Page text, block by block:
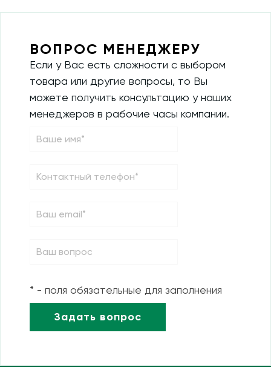
ВОПРОС МЕНЕДЖЕРУ
Если у Вас есть сложности с выбором
товара или другие вопросы, то Вы
можете получить консультацию у наших
менеджеров в рабочие часы компании.
* - поля обязательные для заполнения